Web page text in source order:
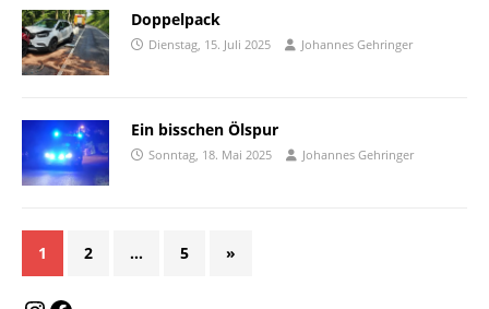
Doppelpack
Dienstag, 15. Juli 2025 Johannes Gehringer
Ein bisschen Ölspur
Sonntag, 18. Mai 2025 Johannes Gehringer
1 2 … 5 »